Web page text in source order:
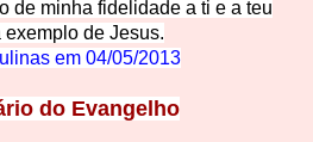
de minha fidelidade a ti e a teu
exemplo de Jesus.
em 04/05/2013
do Evangelho